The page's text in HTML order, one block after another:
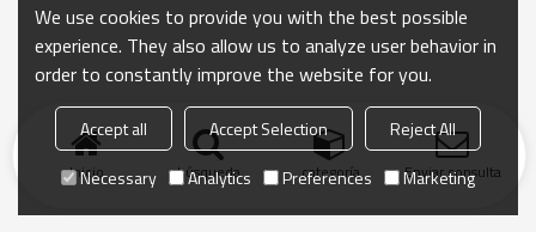
Inicio búsqueda categoría Enviar consulta
We use cookies to provide you with the best possible
experience. They also allow us to analyze user behavior in
order to constantly improve the website for you.
Accept all Accept Selection
Reject All
Necessary
Analytics Preferences Marketing